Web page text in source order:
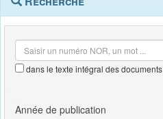
outils
dans le texte intégral des documents